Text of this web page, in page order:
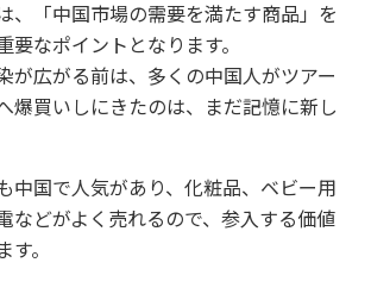
、「中国市場の需要を満たす商品」を
要なポイントとなります。
が広がる前は、多くの中国人がツアー
爆買いしにきたのは、まだ記憶に新し
中国で人気があり、化粧品、ベビー用
などがよく売れるので、参入する価値
。